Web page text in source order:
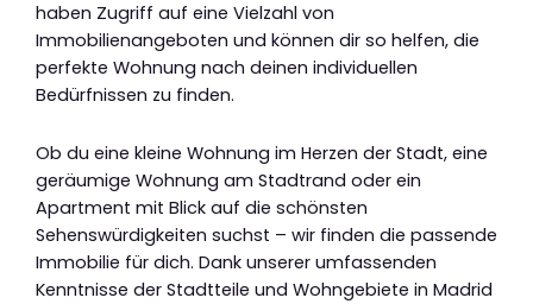
haben Zugriff auf eine Vielzahl von
Immobilienangeboten und können dir so helfen, die
perfekte Wohnung nach deinen individuellen
Bedürfnissen zu finden.
Ob du eine kleine Wohnung im Herzen der Stadt, eine
geräumige Wohnung am Stadtrand oder ein
Apartment mit Blick auf die schönsten
Sehenswürdigkeiten suchst – wir finden die passende
Immobilie für dich. Dank unserer umfassenden
Kenntnisse der Stadtteile und Wohngebiete in Madrid